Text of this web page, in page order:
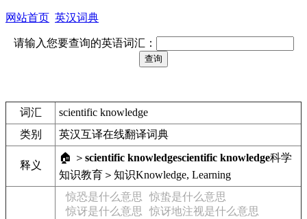
网站首页 英汉词典
请输入您要查询的英语词汇：
词汇
scientific knowledge
类别
英汉互译在线翻译词典
释义
🏠 ＞ scientific knowledgescientific knowledge科学
知识教育＞知识Knowledge, Learning
惊恐是什么意思
惊蛰是什么意思
惊讶是什么意思
惊讶地注视是什么意思